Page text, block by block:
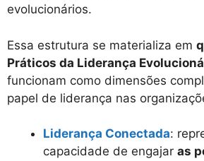
evolucionários.
Essa estrutura se materializa em
Práticos da Liderança
funcionam como dimensões
papel de liderança nas
Liderança Conectada:
capacidade de engajar as